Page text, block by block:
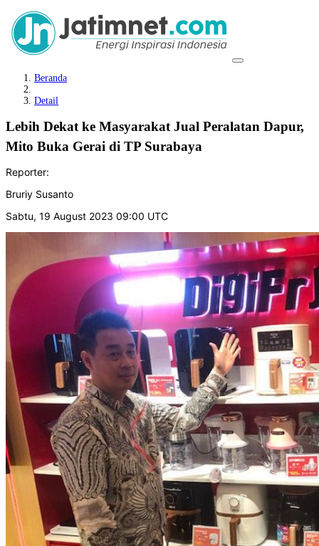
Beranda
Detail
Lebih Dekat ke Masyarakat Jual Peralatan Dapur,
Mito Buka Gerai di TP Surabaya
Reporter:
Bruriy Susanto
Sabtu, 19 August 2023 09:00 UTC